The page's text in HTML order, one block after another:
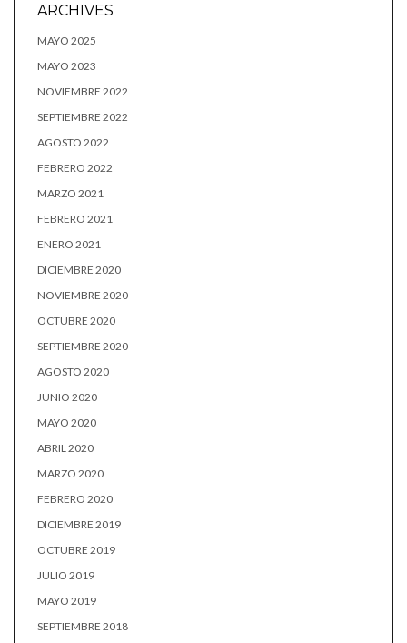
ARCHIVES
MAYO 2025
MAYO 2023
NOVIEMBRE 2022
SEPTIEMBRE 2022
AGOSTO 2022
FEBRERO 2022
MARZO 2021
FEBRERO 2021
ENERO 2021
DICIEMBRE 2020
NOVIEMBRE 2020
OCTUBRE 2020
SEPTIEMBRE 2020
AGOSTO 2020
JUNIO 2020
MAYO 2020
ABRIL 2020
MARZO 2020
FEBRERO 2020
DICIEMBRE 2019
OCTUBRE 2019
JULIO 2019
MAYO 2019
SEPTIEMBRE 2018